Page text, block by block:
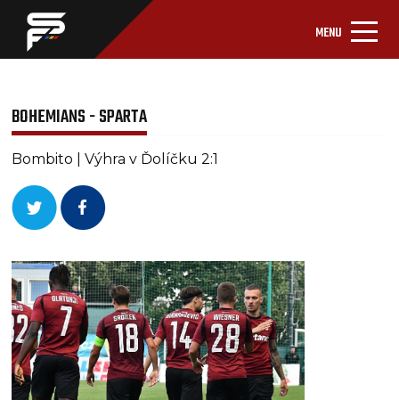
MENU
BOHEMIANS - SPARTA
Bombito | Výhra v Ďolíčku 2:1